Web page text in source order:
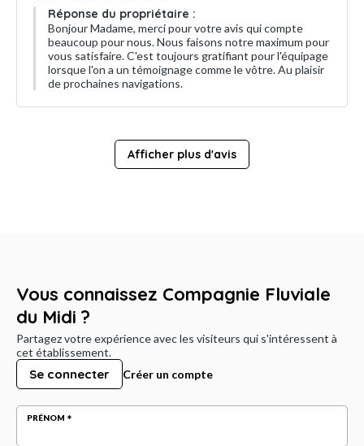
Réponse du propriétaire :
Bonjour Madame, merci pour votre avis qui compte
beaucoup pour nous. Nous faisons notre maximum pour
vous satisfaire. C'est toujours gratifiant pour l'équipage
lorsque l'on a un témoignage comme le vôtre. Au plaisir
de prochaines navigations.
Afficher plus d'avis
Vous connaissez Compagnie Fluviale
du Midi ?
Partagez votre expérience avec les visiteurs qui s'intéressent à
cet établissement.
Se connecter Créer un compte
PRÉNOM